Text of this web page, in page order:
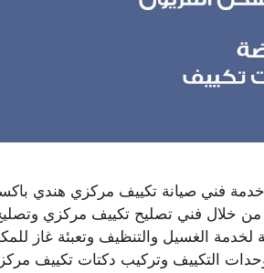
خلال فني تصليح تكييف مركزي وتصليح
لخدمة الغسيل والتنظيف وتعبئة غاز
وحدات التكييف وتركيب دكتات تكييف